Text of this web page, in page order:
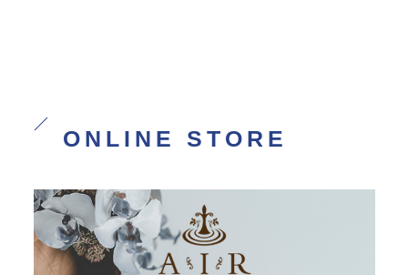
ONLINE STORE